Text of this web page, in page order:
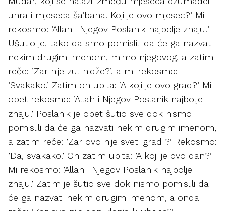
uhra i mjeseca ša’bana. Koji je ovo mjesec?’ Mi
rekosmo: ’Allah i Njegov Poslanik najbolje znaju!’
Ušutio je, tako da smo pomislili da će ga nazvati
nekim drugim imenom, mimo njegovog, a zatim
reče: ’Zar nije zul-hidže?’, a mi rekosmo:
’Svakako.’ Zatim on upita: ’A koji je ovo grad?’ Mi
opet rekosmo: ’Allah i Njegov Poslanik najbolje
znaju.’ Poslanik je opet šutio sve dok nismo
pomislili da će ga nazvati nekim drugim imenom,
a zatim reče: ’Zar ovo nije sveti grad ?’ Rekosmo:
’Da, svakako.’ On zatim upita: ’A koji je ovo dan?’
Mi rekosmo: ’Allah i Njegov Poslanik najbolje
znaju.’ Zatim je šutio sve dok nismo pomislili da
će ga nazvati nekim drugim imenom, a onda